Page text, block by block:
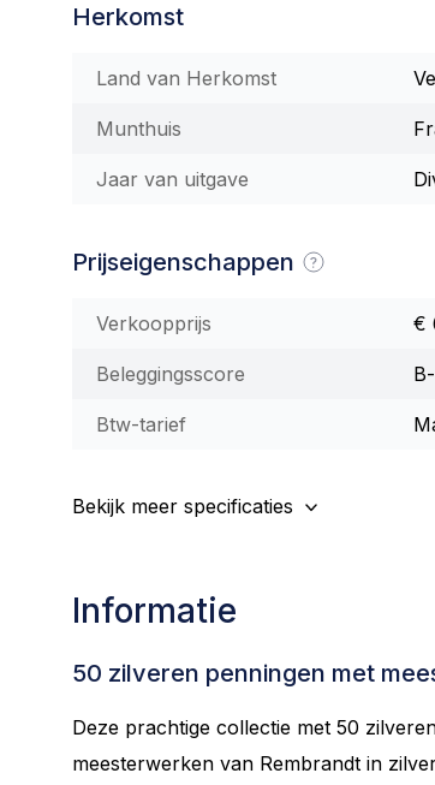
Herkomst
Land van Herkomst
Munthuis
Jaar van uitgave
Prijseigenschappen
Verkoopprijs €
Beleggingsscore
Btw-tarief
Bekijk meer specificaties
Informatie
50 zilveren penningen met
Deze prachtige collectie met 50
meesterwerken van Rembrandt in